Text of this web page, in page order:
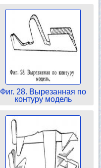
Фиг. 28. Вырезанная по
контуру модель